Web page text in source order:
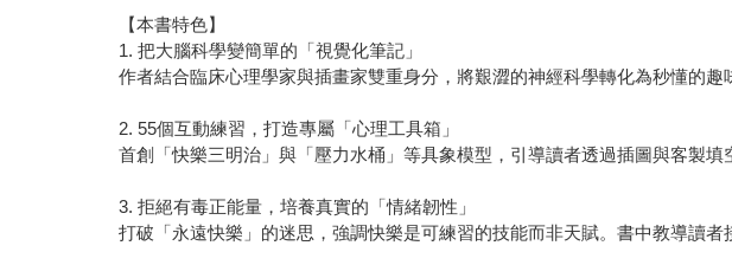
【本書特色】
1. 把大腦科學變簡單的「視覺化筆記」
作者結合臨床心理學家與插畫家雙重身分，將艱澀的神經科學轉化為秒懂的趣
2. 55個互動練習，打造專屬「心理工具箱」
首創「快樂三明治」與「壓力水桶」等具象模型，引導讀者透過插圖與客製填
3. 拒絕有毒正能量，培養真實的「情緒韌性」
打破「永遠快樂」的迷思，強調快樂是可練習的技能而非天賦。書中教導讀